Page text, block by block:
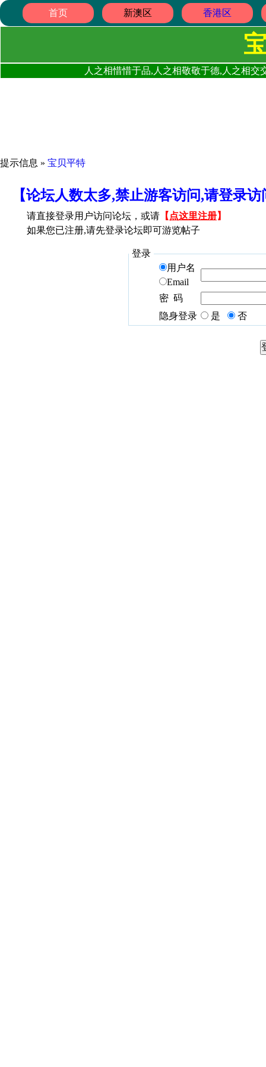
首页 新澳区 香港区
人之相惜惜于品,人之相敬敬于德,人之相
提示信息 » 宝贝平特
【论坛人数太多,禁止游客访问,请登录
请直接登录用户访问论坛，或请 【 点这里注册】
如果您已注册,请先登录论坛即可游览帖子
登录
用户名
Email
密 码
隐身登录
是 否